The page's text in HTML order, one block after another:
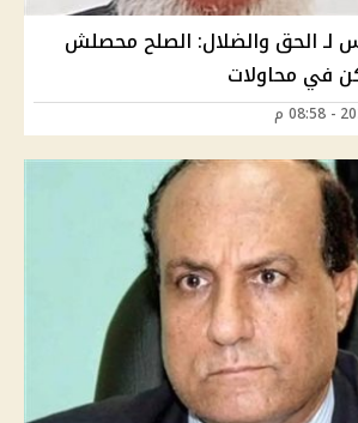
الحق والضلال: الصلح محصلش
في محاولات